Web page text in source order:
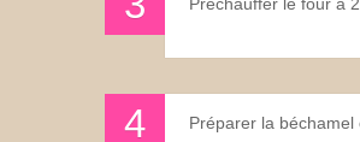
Préchauffer le four à
Préparer la